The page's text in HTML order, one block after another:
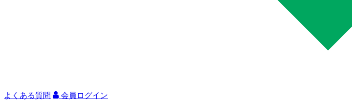
よくある質問 会員ログイン